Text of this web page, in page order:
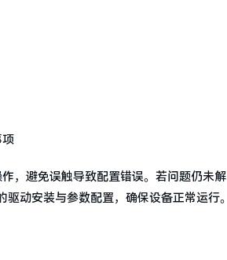
项
，避免误触导致配置错误。若问题仍未解
动安装与参数配置，确保设备正常运行。